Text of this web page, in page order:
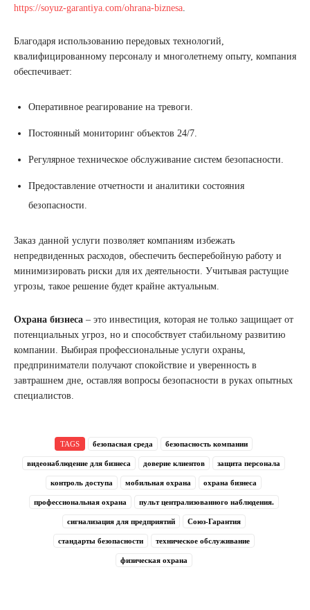
https://soyuz-garantiya.com/ohrana-biznesa.
Благодаря использованию передовых технологий,
квалифицированному персоналу и многолетнему опыту, компания
обеспечивает:
Оперативное реагирование на тревоги.
Постоянный мониторинг объектов 24/7.
Регулярное техническое обслуживание систем безопасности.
Предоставление отчетности и аналитики состояния
безопасности.
Заказ данной услуги позволяет компаниям избежать
непредвиденных расходов, обеспечить бесперебойную работу и
минимизировать риски для их деятельности. Учитывая растущие
угрозы, такое решение будет крайне актуальным.
Охрана бизнеса – это инвестиция, которая не только защищает от
потенциальных угроз, но и способствует стабильному развитию
компании. Выбирая профессиональные услуги охраны,
предприниматели получают спокойствие и уверенность в
завтрашнем дне, оставляя вопросы безопасности в руках опытных
специалистов.
TAGS безопасная среда безопасность компании
видеонаблюдение для бизнеса доверие клиентов защита персонала
контроль доступа мобильная охрана охрана бизнеса
профессиональная охрана пульт централизованного наблюдения.
сигнализация для предприятий Союз-Гарантия
стандарты безопасности техническое обслуживание
физическая охрана